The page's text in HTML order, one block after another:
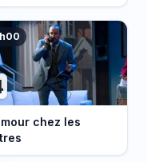
chez les